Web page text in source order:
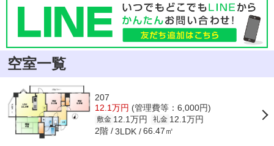
空室一覧
207
12.1万円 (管理費等：6,000円)
敷金 12.1万円 礼金 12.1万円
2階 3LDK 66.47㎡